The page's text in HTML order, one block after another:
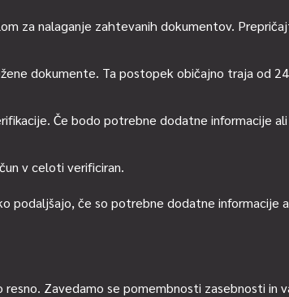
za nalaganje zahtevanih dokumentov.
dokumente. Ta postopek običajno traja od
Če bodo potrebne dodatne informacije
v celoti verificiran.
podaljšajo, če so potrebne dodatne informacije
Zavedamo se pomembnosti zasebnosti in